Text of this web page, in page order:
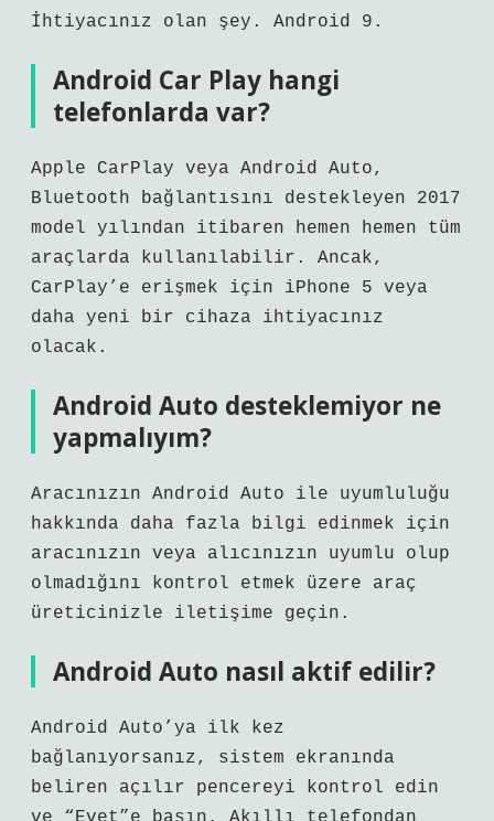
İhtiyacınız olan şey. Android 9.
Android Car Play hangi
telefonlarda var?
Apple CarPlay veya Android Auto,
Bluetooth bağlantısını destekleyen 2017
model yılından itibaren hemen hemen tüm
araçlarda kullanılabilir. Ancak,
CarPlay’e erişmek için iPhone 5 veya
daha yeni bir cihaza ihtiyacınız
olacak.
Android Auto desteklemiyor ne
yapmalıyım?
Aracınızın Android Auto ile uyumluluğu
hakkında daha fazla bilgi edinmek için
aracınızın veya alıcınızın uyumlu olup
olmadığını kontrol etmek üzere araç
üreticinizle iletişime geçin.
Android Auto nasıl aktif edilir?
Android Auto’ya ilk kez
bağlanıyorsanız, sistem ekranında
beliren açılır pencereyi kontrol edin